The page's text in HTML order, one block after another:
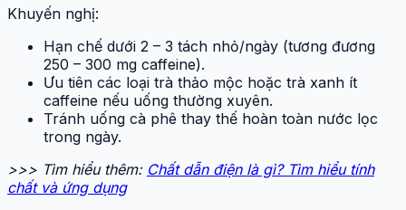
Khuyến nghị:
Hạn chế dưới 2 – 3 tách nhỏ/ngày (tương đương
250 – 300 mg caffeine).
Ưu tiên các loại trà thảo mộc hoặc trà xanh ít
caffeine nếu uống thường xuyên.
Tránh uống cà phê thay thế hoàn toàn nước lọc
trong ngày.
>>> Tìm hiểu thêm: Chất dẫn điện là gì? Tìm hiểu tính
chất và ứng dụng